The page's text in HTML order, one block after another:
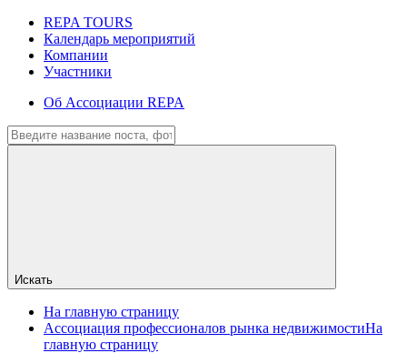
REPA TOURS
Календарь мероприятий
Компании
Участники
Об Ассоциации REPA
Искать
На главную страницу
Ассоциация профессионалов рынка недвижимостиНа
главную страницу